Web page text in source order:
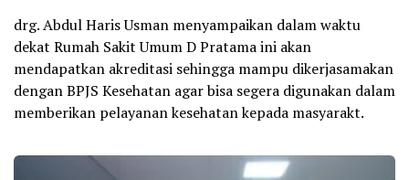
drg. Abdul Haris Usman menyampaikan dalam waktu
dekat Rumah Sakit Umum D Pratama ini akan
mendapatkan akreditasi sehingga mampu dikerjasamakan
dengan BPJS Kesehatan agar bisa segera digunakan dalam
memberikan pelayanan kesehatan kepada masyarakt.